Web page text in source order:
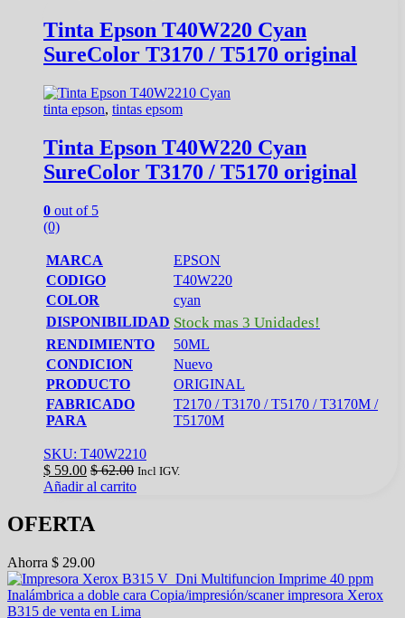
Tinta Epson T40W220 Cyan
SureColor T3170 / T5170 original
tinta epson, tintas epsom
Tinta Epson T40W220 Cyan
SureColor T3170 / T5170 original
0 out of 5
(0)
MARCA
EPSON
CODIGO
T40W220
COLOR
cyan
DISPONIBILIDAD Stock mas 3 Unidades!
RENDIMIENTO
50ML
CONDICION
Nuevo
PRODUCTO
ORIGINAL
FABRICADO
PARA
T2170 / T3170 / T5170 / T3170M /
T5170M
SKU: T40W2210
$ 59.00 $62.00 Incl IGV.
Añadir al carrito
OFERTA
Ahorra $ 29.00